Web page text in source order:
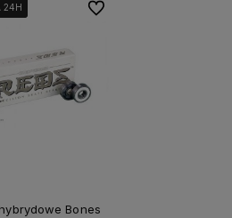
24H
24H
24H
Bones
Do ulubionych